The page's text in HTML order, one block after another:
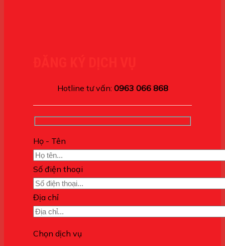
Hotline tư vấn: 0963 066 868
Họ - Tên
Số điện thoại
Địa chỉ
Chọn dịch vụ